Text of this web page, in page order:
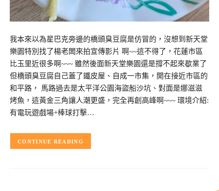
我本來以為星巴克旁邊的橋頭臭豆腐是仿冒的，沒想到新天堂
樂園特別找了楊老闆來拍宣傳影片 啊~~這不得了，花蓮市區
比玉里近很多啊~~~ 雖然後面新天堂樂園還是撐不起來歇業了
但橋頭臭豆腐自己蓋了鐵皮屋、自成一市集，開在接近市區的
和平路， 馬路過去是太平洋公園海盜船沙坑、對面是娜滋滋
烤魚，這黃金三角讓人潮更盛，完全再創高峰啊~~~ 環境介紹:
有電玩遊戲場+棒球打擊…
CONTINUE READING